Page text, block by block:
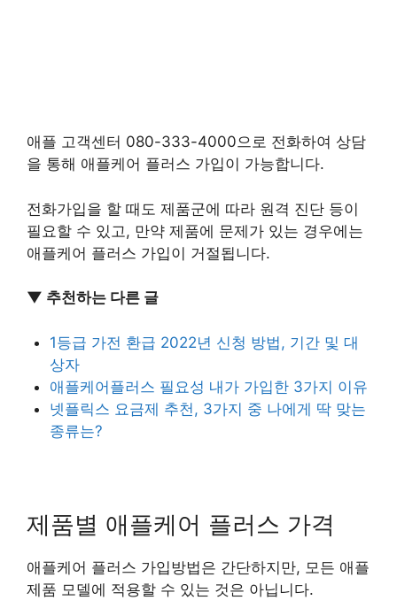
애플 고객센터 080-333-4000으로 전화하여 상담
을 통해 애플케어 플러스 가입이 가능합니다.
전화가입을 할 때도 제품군에 따라 원격 진단 등이
필요할 수 있고, 만약 제품에 문제가 있는 경우에는
애플케어 플러스 가입이 거절됩니다.
▼ 추천하는 다른 글
1등급 가전 환급 2022년 신청 방법, 기간 및 대
상자
애플케어플러스 필요성 내가 가입한 3가지 이유
넷플릭스 요금제 추천, 3가지 중 나에게 딱 맞는
종류는?
제품별 애플케어 플러스 가격
애플케어 플러스 가입방법은 간단하지만, 모든 애플
제품 모델에 적용할 수 있는 것은 아닙니다.